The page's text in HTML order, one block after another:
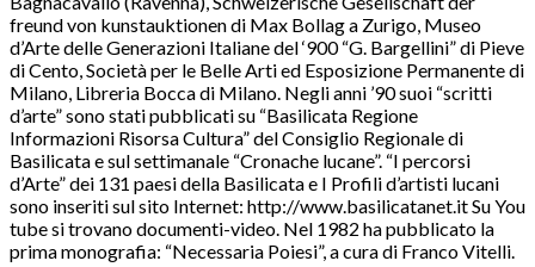
freund von kunstauktionen di Max Bollag a Zurigo, Museo
d’Arte delle Generazioni Italiane del ‘900 “G. Bargellini” di Pieve
di Cento, Società per le Belle Arti ed Esposizione Permanente di
Milano, Libreria Bocca di Milano. Negli anni ’90 suoi “scritti
d’arte” sono stati pubblicati su “Basilicata Regione
Informazioni Risorsa Cultura” del Consiglio Regionale di
Basilicata e sul settimanale “Cronache lucane”. “I percorsi
d’Arte” dei 131 paesi della Basilicata e I Profili d’artisti lucani
sono inseriti sul sito Internet: http://www.basilicatanet.it Su You
tube si trovano documenti-video. Nel 1982 ha pubblicato la
prima monografia: “Necessaria Poiesi”, a cura di Franco Vitelli.